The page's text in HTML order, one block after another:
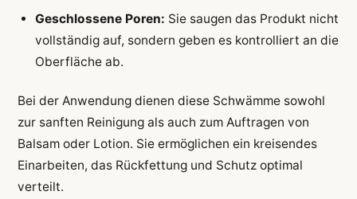
Geschlossene Poren: Sie saugen das Produkt nicht
vollständig auf, sondern geben es kontrolliert an die
Oberfläche ab.
Bei der Anwendung dienen diese Schwämme sowohl
zur sanften Reinigung als auch zum Auftragen von
Balsam oder Lotion. Sie ermöglichen ein kreisendes
Einarbeiten, das Rückfettung und Schutz optimal
verteilt.